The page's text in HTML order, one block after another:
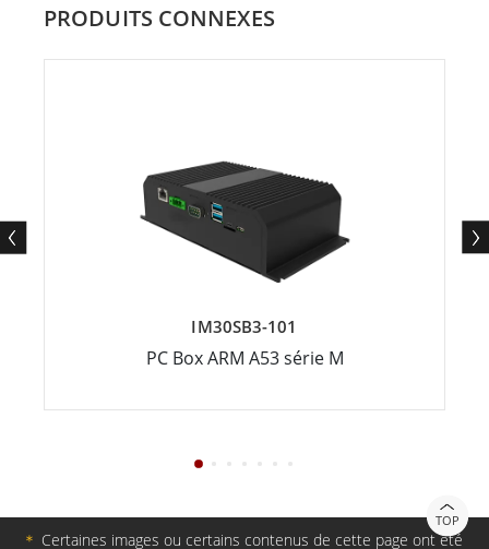
PRODUITS CONNEXES
IM30SB3-101
PC Box ARM A53 série M
TOP
＊ Certaines images ou certains contenus de cette page ont été